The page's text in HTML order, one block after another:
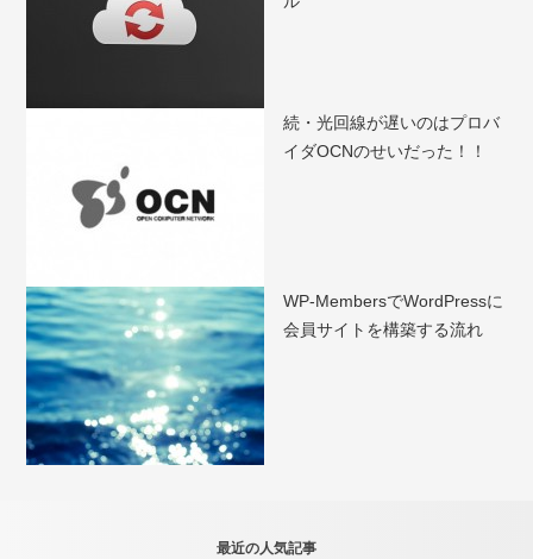
続・光回線が遅いのはプロバ
イダOCNのせいだった！！
WP-MembersでWordPressに
会員サイトを構築する流れ
最近の人気記事